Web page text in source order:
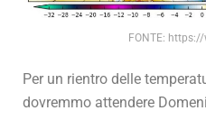
FONTE:
Per un rientro delle
dovremmo attendere